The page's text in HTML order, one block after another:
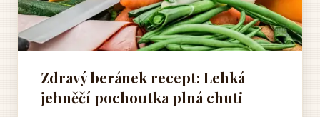
Zdravý beránek recept: Lehká
jehněčí pochoutka plná chuti